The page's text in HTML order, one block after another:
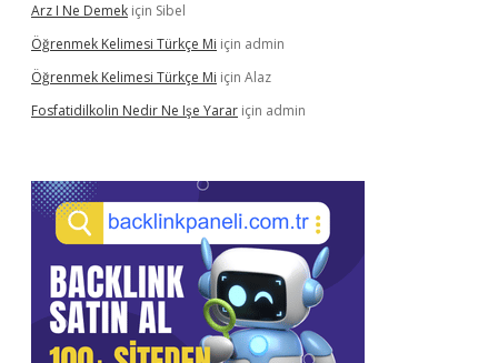
Arz I Ne Demek için Sibel
Öğrenmek Kelimesi Türkçe Mi için admin
Öğrenmek Kelimesi Türkçe Mi için Alaz
Fosfatidilkolin Nedir Ne Işe Yarar için admin